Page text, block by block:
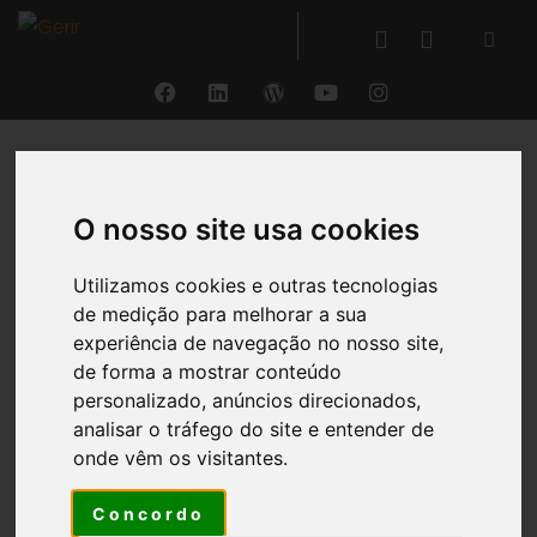
O nosso site usa cookies
Utilizamos cookies e outras tecnologias
de medição para melhorar a sua
experiência de navegação no nosso site,
de forma a mostrar conteúdo
personalizado, anúncios direcionados,
analisar o tráfego do site e entender de
onde vêm os visitantes.
Concordo
A Nossa Visão
Ser o melhor ERP do mercado na produção
e disponibilização de informação de
gestão para os gestores
fortes competênciasadquiridas na área da
Gestão da
Performance
, a Protótipo desenvolveu o
® , umERPestruturado sob um